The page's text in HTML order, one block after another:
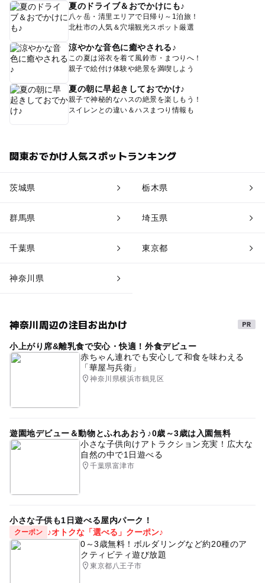
夏のドライブ＆おでかけにも♪
八ヶ岳・清里エリアで日帰り～1泊旅！
北杜市の人気＆穴場観光スポット厳選
涼やかな音色に癒やされる♪
この夏は浴衣を着て風鈴市・まつりへ！
親子で絵付け体験や絶景を満喫しよう
夏の朝に早起きしておでかけ♪
親子で神秘的なハスの絶景を楽しもう！
スイレンとの違い＆ハスまつり情報も
関東おでかけ人気スポットランキング
茨城県 栃木県
群馬県 埼玉県
千葉県 東京都
神奈川県
神奈川周辺の注目お出かけ
小上がり席&離乳食で安心・快適！外食デビュー
赤ちゃん連れでも安心して和食を味わえる
「華屋与兵衛」
神奈川県横浜市鶴見区
遊園地デビュー＆動物とふれあおう♪0歳～3歳は入園無料
小さな子供向けアトラクション充実！広大な
自然の中で1日遊べる
千葉県富津市
小さな子供も1日遊べる屋内パーク！
クーポン
♪オトクな「選べる」クーポン♪
0～3歳無料！ボルダリングなど約20種のア
クティビティ遊び放題
東京都八王子市